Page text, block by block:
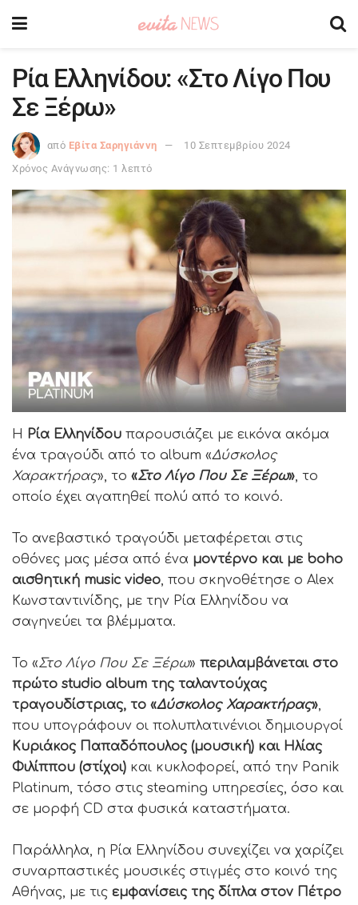
Ρία Ελληνίδου: «Στο Λίγο Που
Σε Ξέρω»
από Εβίτα Σαρηγιάννη
10 Σεπτεμβρίου 2024
Χρόνος Ανάγνωσης: 1 λεπτό
Η Ρία Ελληνίδου παρουσιάζει με εικόνα ακόμα
ένα τραγούδι από το album «Δύσκολος
Χαρακτήρας», το «Στο Λίγο Που Σε Ξέρω», το
οποίο έχει αγαπηθεί πολύ από το κοινό.
Το ανεβαστικό τραγούδι μεταφέρεται στις
οθόνες μας μέσα από ένα μοντέρνο και με boho
αισθητική music video, που σκηνοθέτησε ο Alex
Κωνσταντινίδης, με την Ρία Ελληνίδου να
σαγηνεύει τα βλέμματα.
Το «Στο Λίγο Που Σε Ξέρω» περιλαμβάνεται στο
πρώτο studio album της ταλαντούχας
τραγουδίστριας, το «Δύσκολος Χαρακτήρας»,
που υπογράφουν οι πολυπλατινένιοι δημιουργοί
Κυριάκος Παπαδόπουλος (μουσική) και Ηλίας
Φιλίππου (στίχοι) και κυκλοφορεί, από την Panik
Platinum, τόσο στις steaming υπηρεσίες, όσο και
σε μορφή CD στα φυσικά καταστήματα.
Παράλληλα, η Ρία Ελληνίδου συνεχίζει να χαρίζει
συναρπαστικές μουσικές στιγμές στο κοινό της
Αθήνας, με τις εμφανίσεις της δίπλα στον Πέτρο